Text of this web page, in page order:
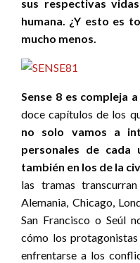
sus respectivas
humana. ¿Y esto es
mucho menos.
Sense 8 es compleja
doce capítulos de los
no solo vamos a
personales de cada
también en los de la
las tramas
Alemania, Chicago,
San Francisco o Seúl
cómo los
enfrentarse a los